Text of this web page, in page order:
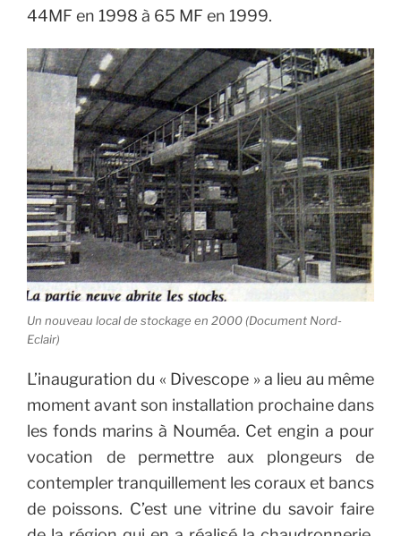
44MF en 1998 à 65 MF en 1999.
Un nouveau local de stockage en 2000 (Document Nord-
Eclair)
L’inauguration du « Divescope » a lieu au même
moment avant son installation prochaine dans
les fonds marins à Nouméa. Cet engin a pour
vocation de permettre aux plongeurs de
contempler tranquillement les coraux et bancs
de poissons. C’est une vitrine du savoir faire